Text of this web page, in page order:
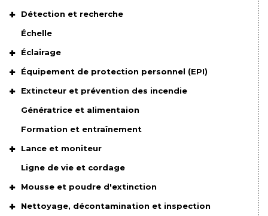
Détection et recherche
Échelle
Éclairage
Équipement de protection personnel (EPI)
Extincteur et prévention des incendie
Génératrice et alimentaion
Formation et entraînement
Lance et moniteur
Ligne de vie et cordage
Mousse et poudre d'extinction
Nettoyage, décontamination et inspection